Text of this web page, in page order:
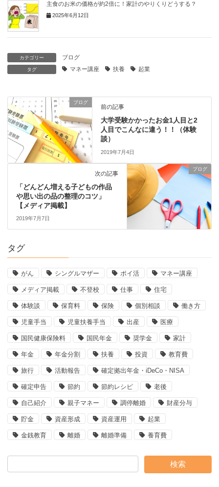
主食のお米の価格が約2倍に！家計のやりくりどうする？
2025年6月12日
カテゴリー ブログ
タグ マネー講座 扶養 起業
ブログ
前の記事
大学受験かかったお金1人目と2
人目でこんなに違う！！（体験
談）
2019年7月4日
ブログ
次の記事
「どんどん増える子どもの作品
や思い出の品の整理のコツ」
【メディア掲載】
2019年7月7日
タグ
がん シングルマザー ポイ活 マネー講座
メディア掲載 不登校 仕事 住宅
体験談 保育料 保険 個別相談 働き方
児童手当 児童扶養手当 出産 医療
国民健康保険料 国民年金 奨学金 家計
年金 年金分割 扶養 投資 教育費
旅行 活動報告 確定拠出年金・iDeCo・NISA
確定申告 節約 節約レシピ 老後
自己紹介 親子マネー 調停離婚 財産分与
貯金 資産形成 資産運用 起業
金銭教育 離婚 離婚準備 養育費